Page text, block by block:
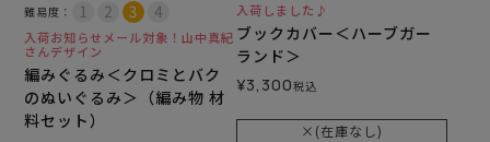
難易度：
入荷お知らせメール対象！山中真紀
さんデザイン
編みぐるみ＜クロミとバク
のぬいぐるみ＞（編み物 材
料セット）
入荷しました♪
ブックカバー＜ハーブガー
ランド＞
¥3,300税込
×(在庫なし)